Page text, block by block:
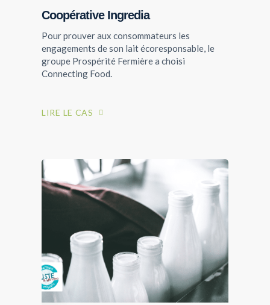
Coopérative Ingredia
Pour prouver aux consommateurs les
engagements de son lait écoresponsable, le
groupe Prospérité Fermière a choisi
Connecting Food.
LIRE LE CAS
LIVRES BLANCS
TÉLÉCHARGER